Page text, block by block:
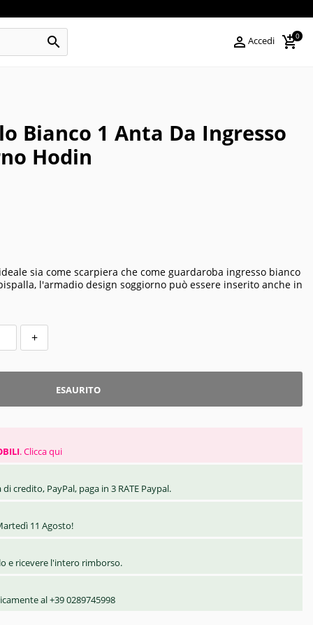
  Accedi 0
Bianco 1 Anta Da Ingresso
Hodin
sia come scarpiera che come guardaroba ingresso bianco
l'armadio design soggiorno può essere inserito anche in
+
ESAURITO
.Clicca qui
credito, PayPal, paga in 3 RATE Paypal.
11 Agosto!
e ricevere l'intero rimborso.
al +39 0289745998